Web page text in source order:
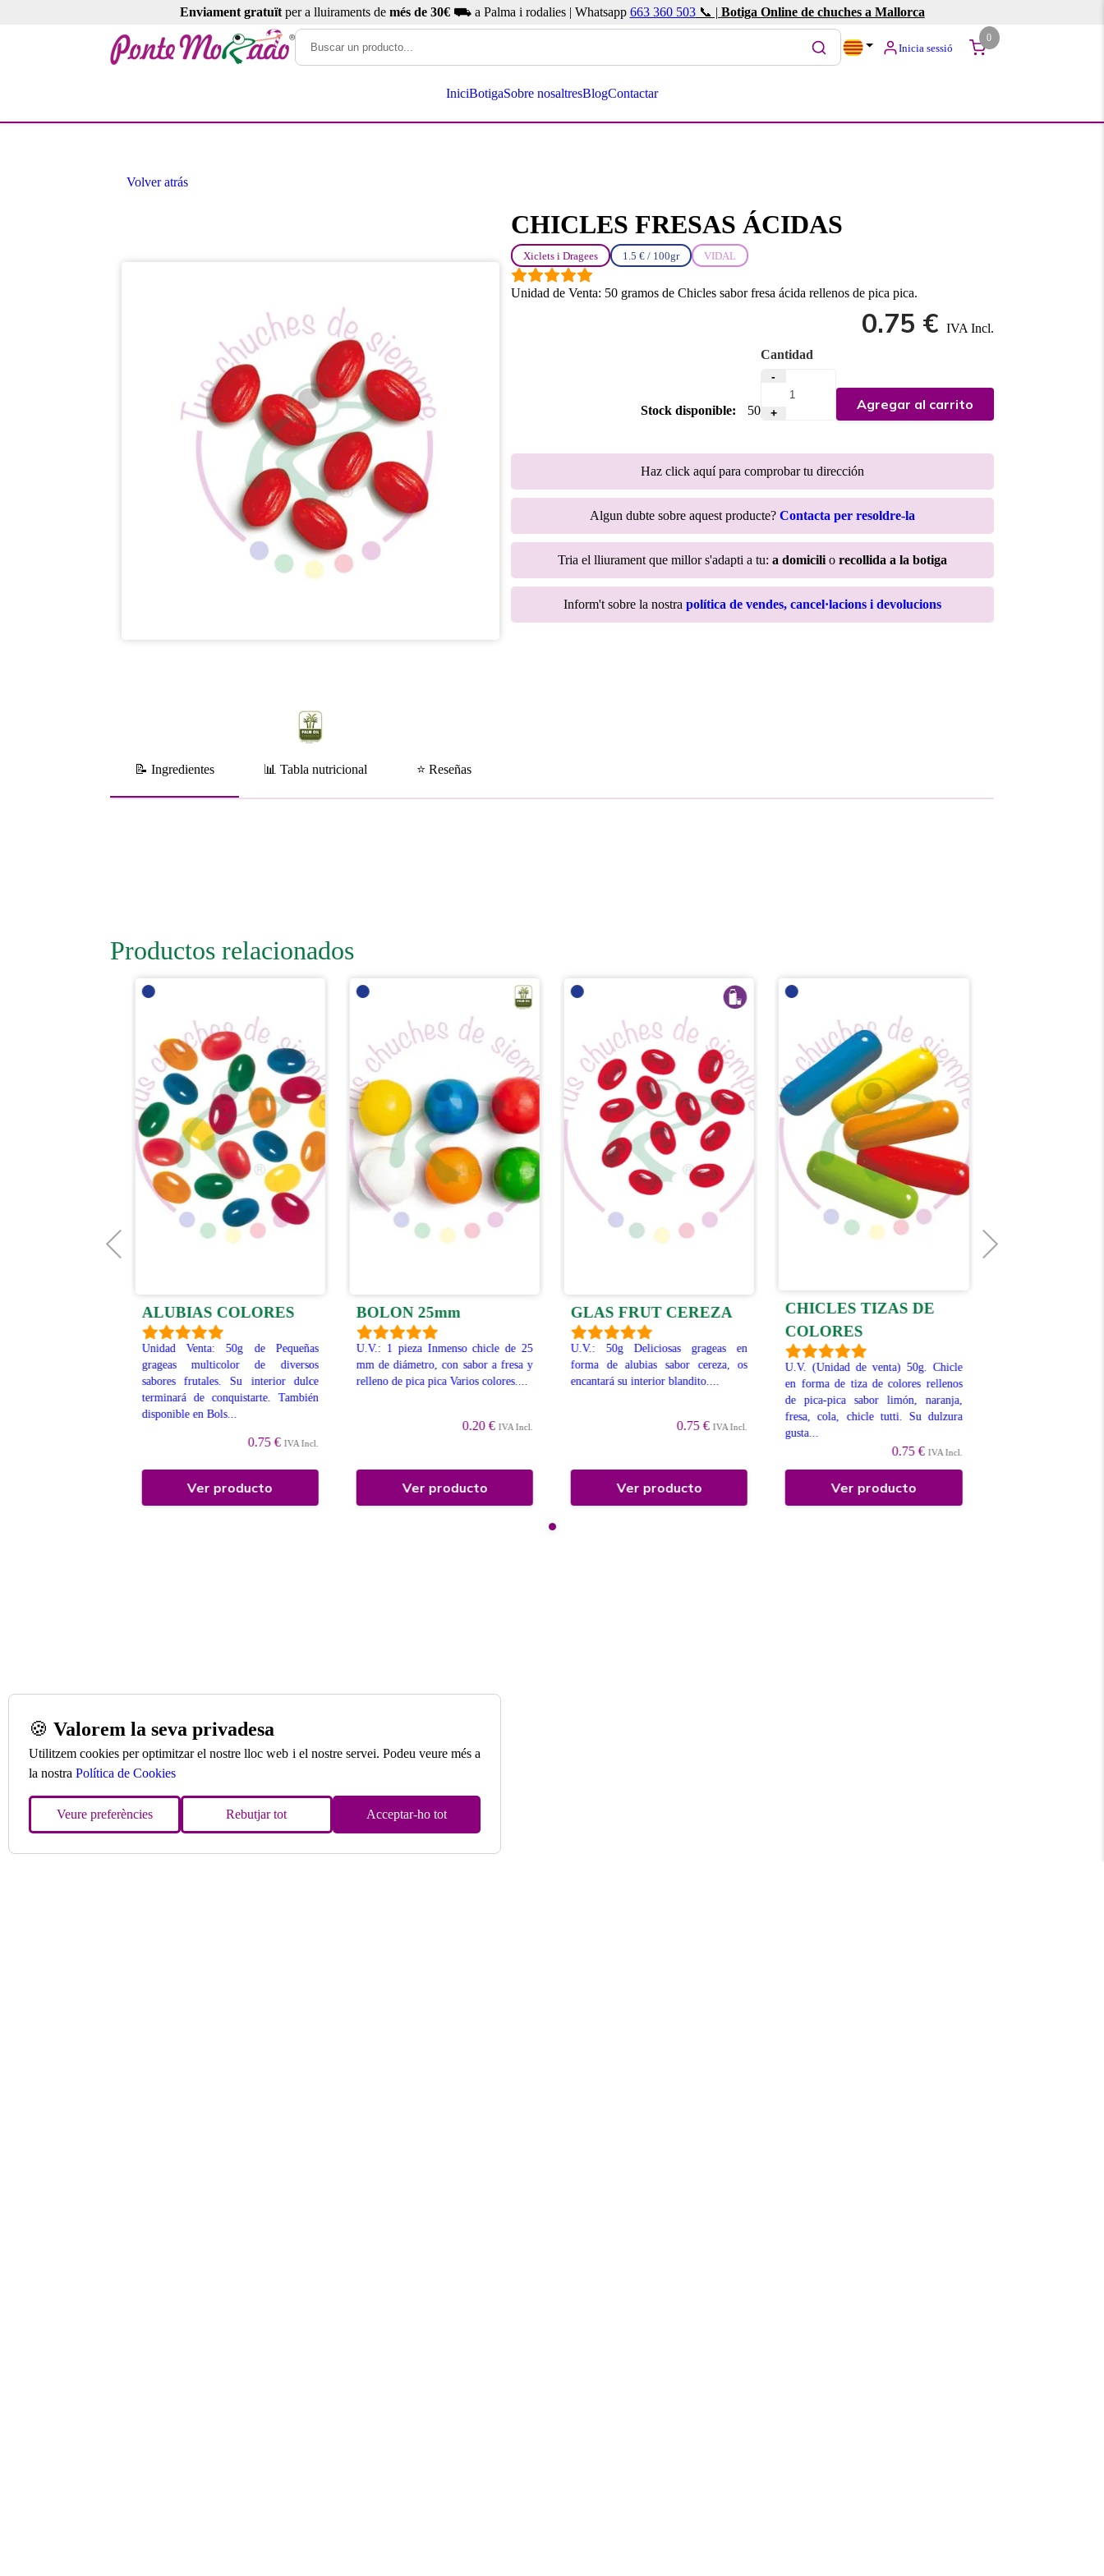
Enviament gratuïtper a lluiraments de més de 30€⛟ a Palma i rodalies | Whatsapp 663 360 503📞 | Botiga Online de chuches a Mallorca
Inicia sessió
0
IniciBotigaSobre nosaltresBlogContactar
Volver atrás
CHICLES FRESAS ÁCIDAS
Xiclets i Dragees 1.5 € / 100gr VIDAL
Unidad de Venta: 50 gramos de Chicles sabor fresa ácida rellenos de pica pica.
0.75 € IVA Incl.
Stock disponible: 50
Cantidad
-
+
Agregar al carrito
Haz click aquí para comprobar tu dirección
Algun dubte sobre aquest producte? Contacta per resoldre-la
Tria el lliurament que millor s'adapti a tu: a domicilio recollida a la botiga
Inform't sobre la nostra política de vendes, cancel·lacions i devolucions
📝 Ingredientes 📊 Tabla nutricional ⭐ Reseñas
Productos relacionados
ALUBIAS COLORES
Unidad Venta: 50g de Pequeñas
grageas multicolor de diversos
sabores frutales. Su interior dulce
terminará de conquistarte. También
disponible en Bols...
0.75 € IVA Incl.
Ver producto
BOLON 25mm
U.V.: 1 pieza Inmenso chicle de 25
mm de diámetro, con sabor a fresa y
relleno de pica pica Varios colores....
0.20 € IVA Incl.
Ver producto
GLAS FRUT CEREZA
U.V.: 50g Deliciosas grageas en
forma de alubias sabor cereza, os
encantará su interior blandito....
0.75 € IVA Incl.
Ver producto
CHICLES TIZAS DE
COLORES
U.V. (Unidad de venta) 50g. Chicle
en forma de tiza de colores rellenos
de pica-pica sabor limón, naranja,
fresa, cola, chicle tutti. Su dulzura
gusta...
0.75 € IVA Incl.
Ver producto
🍪 Valorem la seva privadesa
Utilitzem cookies per optimitzar el nostre lloc web i el nostre servei. Podeu veure més a
la nostra Política de Cookies
Veure preferències Rebutjar tot Acceptar-ho tot